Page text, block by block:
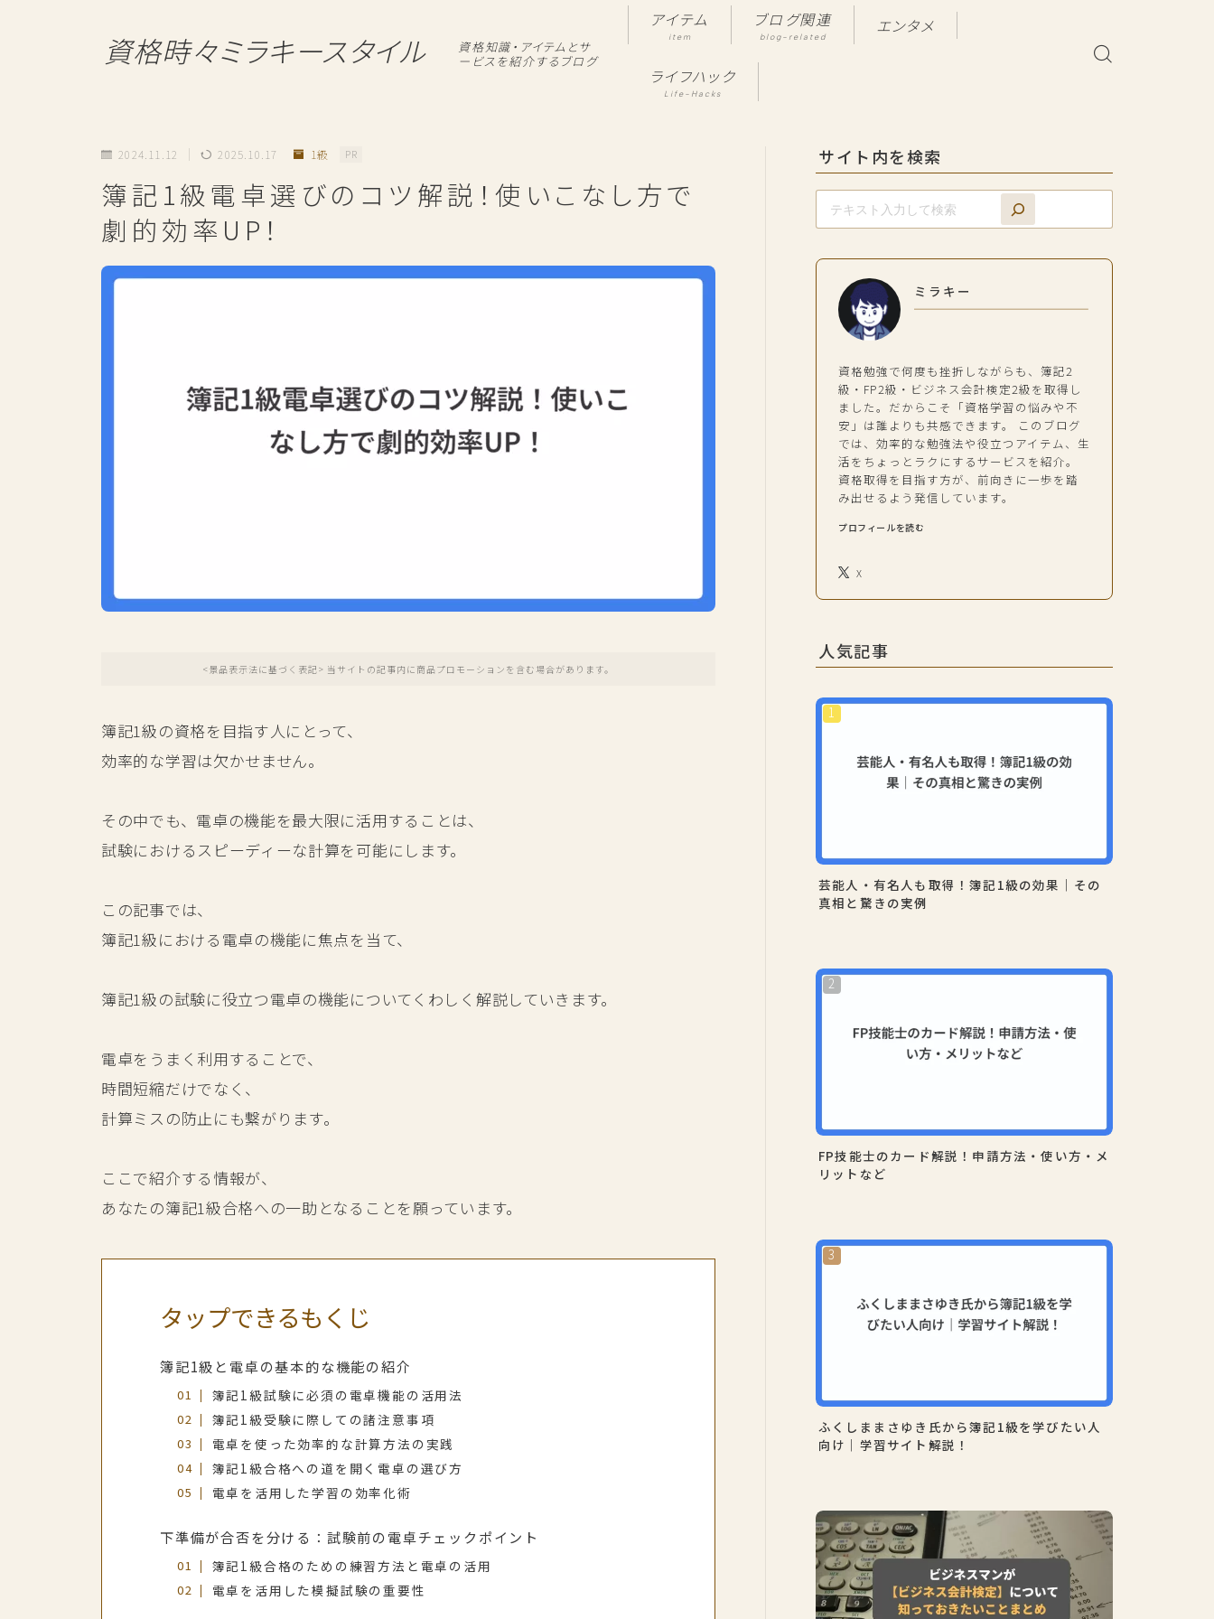
資格時々ミラキースタイル
資格知識・アイテムとサ
ービスを紹介するブログ
アイテム
item
ブログ関連
blog-related
エンタメ
ライフハック
Life-Hacks
2024.11.12 2025.10.17 1級 PR
簿記1級電卓選びのコツ解説！使いこなし方で
劇的効率UP！
<景品表示法に基づく表記> 当サイトの記事内に商品プロモーションを含む場合があります。
簿記1級の資格を目指す人にとって、
効率的な学習は欠かせません。
その中でも、電卓の機能を最大限に活用することは、
試験におけるスピーディーな計算を可能にします。
この記事では、
簿記1級における電卓の機能に焦点を当て、
簿記1級の試験に役立つ電卓の機能についてくわしく解説していきます。
電卓をうまく利用することで、
時間短縮だけでなく、
計算ミスの防止にも繋がります。
ここで紹介する情報が、
あなたの簿記1級合格への一助となることを願っています。
タップできるもくじ
簿記1級と電卓の基本的な機能の紹介
簿記1級試験に必須の電卓機能の活用法
簿記1級受験に際しての諸注意事項
電卓を使った効率的な計算方法の実践
簿記1級合格への道を開く電卓の選び方
電卓を活用した学習の効率化術
下準備が合否を分ける：試験前の電卓チェックポイント
簿記1級合格のための練習方法と電卓の活用
電卓を活用した模擬試験の重要性
サイト内を検索
ミラキー
資格勉強で何度も挫折しながらも、簿記2
級・FP2級・ビジネス会計検定2級を取得し
ました。だからこそ「資格学習の悩みや不
安」は誰よりも共感できます。 このブログ
では、効率的な勉強法や役立つアイテム、生
活をちょっとラクにするサービスを紹介。
資格取得を目指す方が、前向きに一歩を踏
み出せるよう発信しています。
プロフィールを読む
X
人気記事
芸能人・有名人も取得！簿記1級の効果｜その
真相と驚きの実例
FP技能士のカード解説！申請方法・使い方・メ
リットなど
ふくしままさゆき氏から簿記1級を学びたい人
向け｜学習サイト解説！